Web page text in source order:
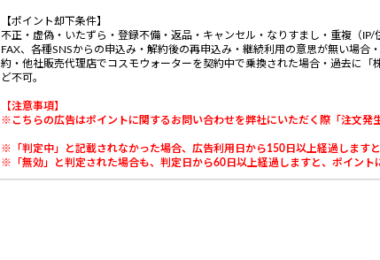
【ポイント却下条件】
不正・虚偽・いたずら・登録不備・返品・キャンセル・なりすまし・重複（
FAX、各種SNSからの申込み・解約後の再申込み・継続利用の意思が無い場
約・他社販売代理店でコスモウォーターを契約中で乗換された場合・過去に
ど不可。
【注意事項】
※こちらの広告はポイントに関するお問い合わせを弊社にいただく際「注文発
※「判定中」と記載されなかった場合、広告利用日から150日以上経過します
※「無効」と判定された場合も、判定日から60日以上経過しますと、ポイン